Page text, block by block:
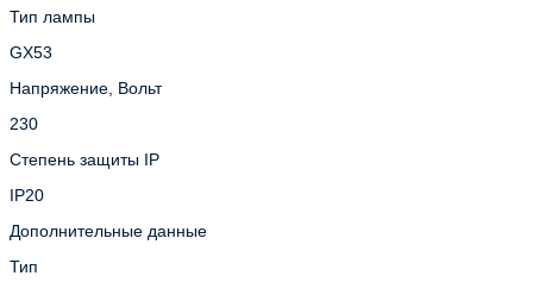
Тип лампы
GX53
Напряжение, Вольт
230
Степень защиты IP
IP20
Дополнительные данные
Тип